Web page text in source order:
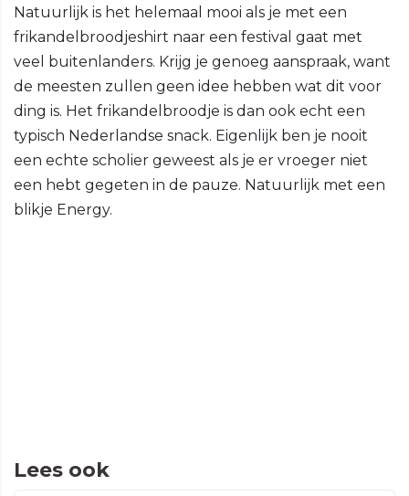
Natuurlijk is het helemaal mooi als je met een
frikandelbroodjeshirt naar een festival gaat met
veel buitenlanders. Krijg je genoeg aanspraak, want
de meesten zullen geen idee hebben wat dit voor
ding is. Het frikandelbroodje is dan ook echt een
typisch Nederlandse snack. Eigenlijk ben je nooit
een echte scholier geweest als je er vroeger niet
een hebt gegeten in de pauze. Natuurlijk met een
blikje Energy.
Lees ook